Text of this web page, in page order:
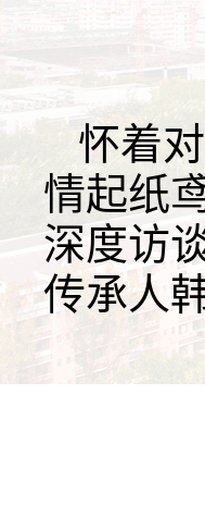
怀着
情起纸
深度访
传承人